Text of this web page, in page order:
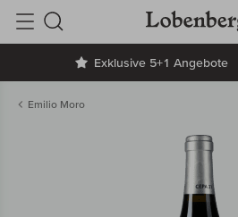
Exklusive 5+1 Angebote
Suche
Emilio Moro